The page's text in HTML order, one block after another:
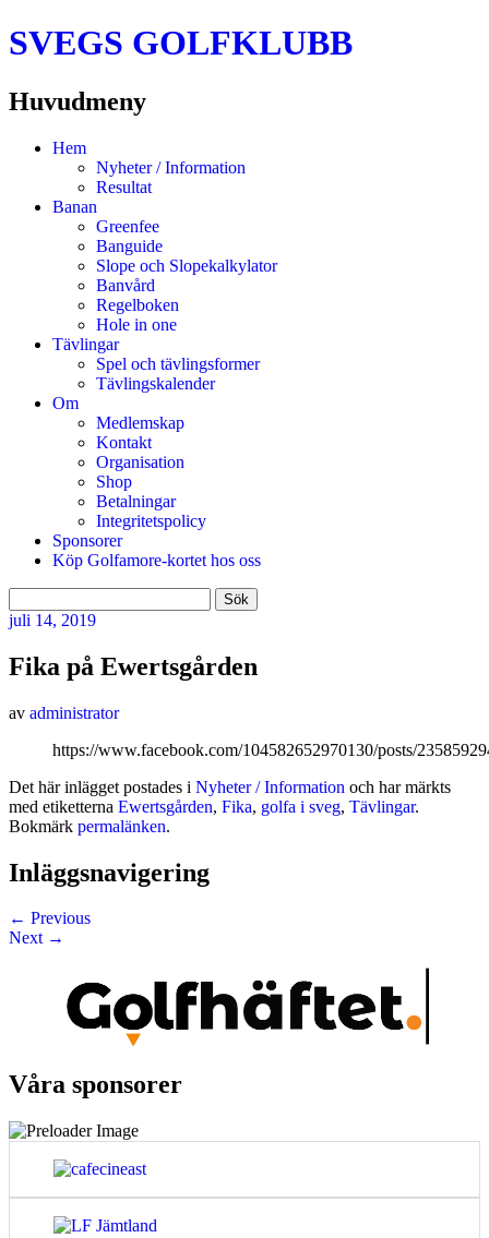
SVEGS GOLFKLUBB
Huvudmeny
HoppaHem
Nyheter / Information
Resultat
Banan
Greenfee
Banguide
Slope och Slopekalkylator
Banvård
Regelboken
Hole in one
Tävlingar
Spel och tävlingsformer
Tävlingskalender
Om
Medlemskap
Kontakt
Organisation
Shop
Betalningar
Integritetspolicy
Sponsorer
Köp Golfamore-kortet hos oss
efter:
juli 14, 2019
Fika på Ewertsgården
av administrator
https://www.facebook.com/104582652970130/posts/
Det här inlägget postades i Nyheter / Information och har märkts
med etiketterna Ewertsgården, Fika, golfa i sveg, Tävlingar.
Bokmärk permalänken.
Inläggsnavigering
← Previous
Next →
Våra sponsorer